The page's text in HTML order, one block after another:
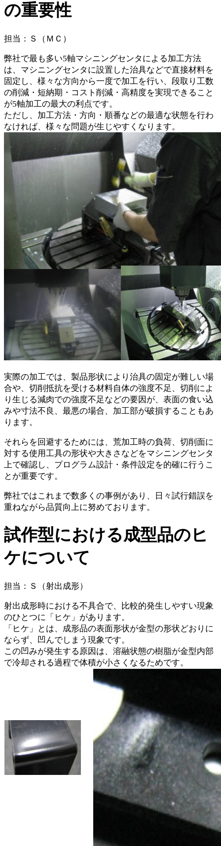
の重要性
担当：Ｓ（ＭＣ）
弊社で最も多い5軸マシニングセンタによる加工方法
は、マシニングセンタに設置した治具などで直接材料を
固定し、様々な方向から一度で加工を行い、段取り工数
の削減・短納期・コスト削減・高精度を実現できること
が5軸加工の最大の利点です。
ただし、加工方法・方向・順番などの最適な状態を行わ
なければ、様々な問題が生じやすくなります。
実際の加工では、製品形状により治具の固定が難しい場
合や、切削抵抗を受ける材料自体の強度不足、切削によ
り生じる減肉での強度不足などの要因が、表面の食い込
みや寸法不良、最悪の場合、加工部が破損することもあ
ります。
それらを回避するためには、荒加工時の負荷、切削面に
対する使用工具の形状や大きさなどをマシニングセンタ
上で確認し、プログラム設計・条件設定を的確に行うこ
とが重要です。
弊社ではこれまで数多くの事例があり、日々試行錯誤を
重ねながら品質向上に努めております。
試作型における成型品のヒ
ケについて
担当：Ｓ（射出成形）
射出成形時における不具合で、比較的発生しやすい現象
のひとつに「ヒケ」があります。
「ヒケ」とは、成形品の表面形状が金型の形状どおりに
ならず、凹んでしまう現象です。
この凹みが発生する原因は、溶融状態の樹脂が金型内部
で冷却される過程で体積が小さくなるためです。